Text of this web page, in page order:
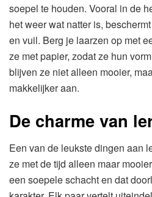
soepel te houden. Vooral in de
het weer wat natter is,
en vuil. Berg je laarzen op met
ze met papier, zodat ze hun
blijven ze niet alleen mooier,
makkelijker aan.
De charme van
Een van de leukste dingen aan
ze met de tijd alleen maar
een soepele schacht en dat